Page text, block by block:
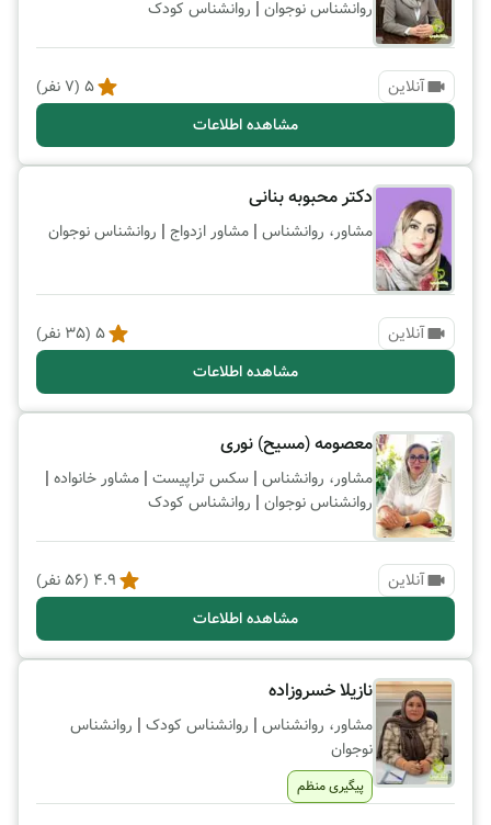
روانشناس نوجوان | روانشناس کودک
آنلاین 5
(
7 نفر)
مشاهده اطلاعات
دکتر محبوبه بنانی
مشاور، روانشناس | مشاور ازدواج | روانشناس نوجوان
آنلاین 5
(
35 نفر)
مشاهده اطلاعات
معصومه (مسیح) نوری
مشاور، روانشناس | سکس تراپیست | مشاور خانواده |
روانشناس نوجوان | روانشناس کودک
آنلاین 4.9
(
56نفر)
مشاهده اطلاعات
نازیلا خسروزاده
مشاور، روانشناس | روانشناس کودک | روانشناس
نوجوان
پیگیری منظم